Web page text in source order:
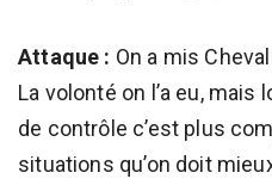
Attaque : On a mis
La volonté on l’a eu, mais
de contrôle c’est plus
situations qu’on doit